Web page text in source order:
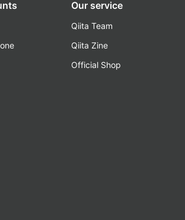
Our service
Qiita Team
Qiita Zine
Official Shop